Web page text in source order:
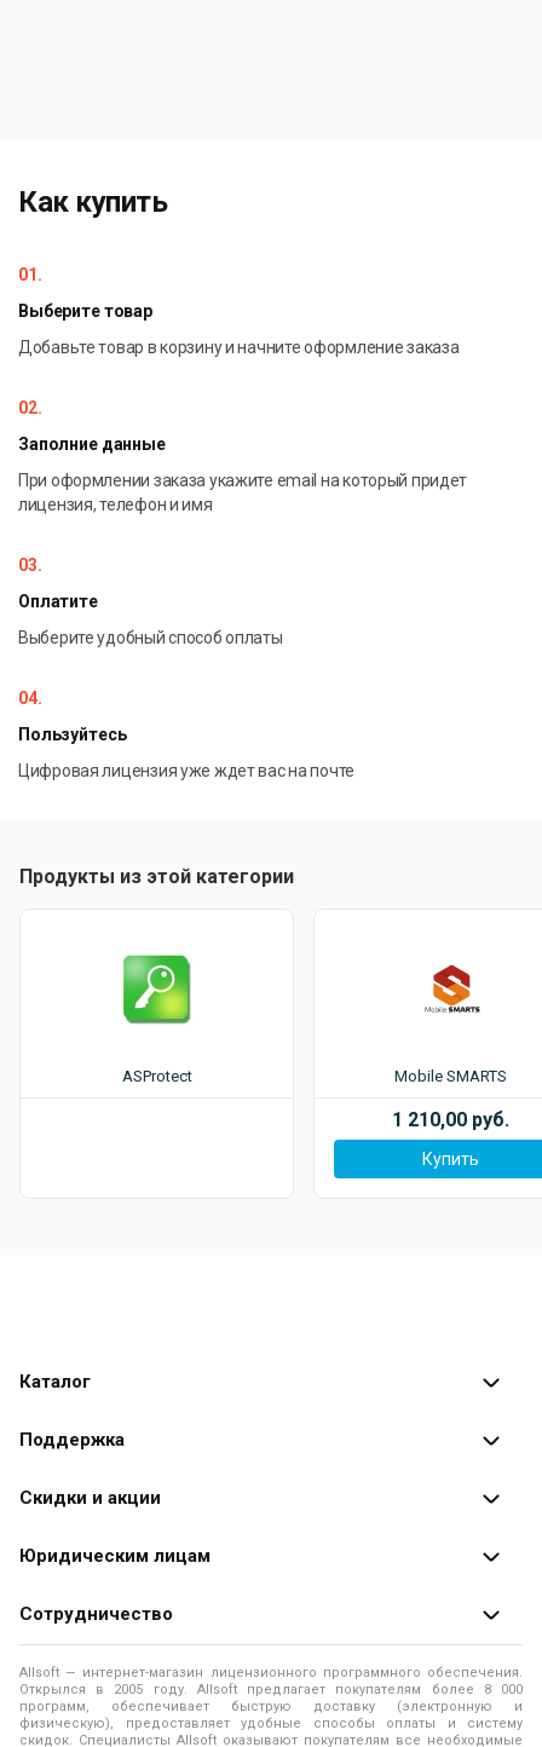
Как купить
01.
Выберите товар
Добавьте товар в корзину и начните оформление заказа
02.
Заполние данные
При оформлении заказа укажите email на который придет
лицензия, телефон и имя
03.
Оплатите
Выберите удобный способ оплаты
04.
Пользуйтесь
Цифровая лицензия уже ждет вас на почте
Продукты из этой категории
ASProtect Mobile SMARTS
1 210,00 руб.
Купить
Каталог
Каталог программ
Поддержка
Оплата заказов
Доставка заказа
Помощь
Правила продажи
Политика использования файлов Cookie
Скидки и акции
Специальные
Юридическим лицам
Продажа программ юридическим лицам
О лицензировании программного обеспечения
Программы для компьютера
Контакты
Сотрудничество
О магазине
Адреса и телефоны
Allsoft — интернет-магазин лицензионного программного обеспечения.
Открылся в 2005 году. Allsoft предлагает покупателям более 8 000
программ, обеспечивает быструю доставку (электронную и
физическую), предоставляет удобные способы оплаты и систему
скидок. Специалисты Allsoft оказывают покупателям все необходимые